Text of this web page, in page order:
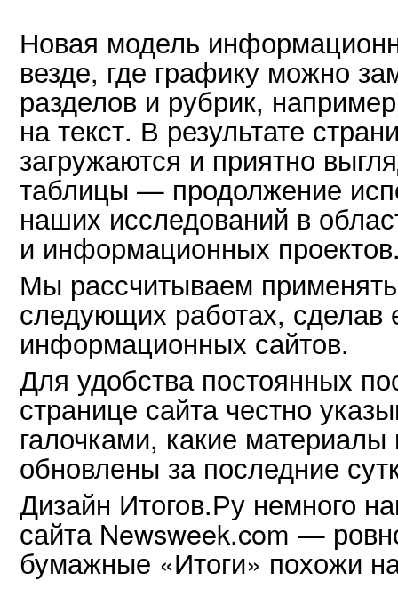
Новая модель
везде, где графику можно
разделов и рубрик,
на текст. В результате
загружаются и приятно
таблицы — продолжение
наших исследований в
и информационных
Мы рассчитываем
следующих работах, сделав
информационных сайтов.
Для удобства постоянных
странице сайта честно
галочками, какие
обновлены за последние
Дизайн Итогов.Ру немного
сайта Newsweek.com —
бумажные «Итоги» похожи